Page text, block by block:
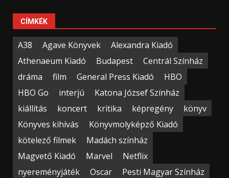
CÍMKÉK
A38 Agave Könyvek
Alexandra Kiadó
Athenaeum Kiadó
Budapest
Centrál Színház
dráma
film General Press Kiadó
HBO
HBO Go
interjú
Katona József Színház
kiállítás
koncert kritika képregény
könyv
Könyves kihívás
Könyvmolyképző Kiadó
kötelező filmek
Madách színház
Magvető Kiadó
Marvel
Netflix
nyereményjáték
Oscar
Pesti Magyar Színház